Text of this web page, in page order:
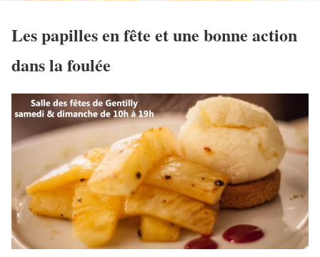
Les papilles en fête et une bonne action
dans la foulée